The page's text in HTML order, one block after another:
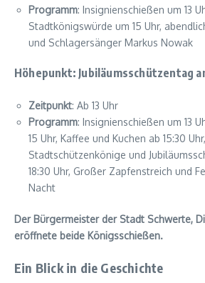
Programm: Insignienschießen um 13
Stadtkönigswürde um 15 Uhr,
und Schlagersänger Markus Nowak
Höhepunkt: Jubiläumsschützentag
Zeitpunkt: Ab 13 Uhr
Programm: Insignienschießen um 13
15 Uhr, Kaffee und Kuchen ab 15:30
Stadtschützenkönige und
18:30 Uhr, Großer Zapfenstreich und
Nacht
Der Bürgermeister der Stadt Schwerte,
eröffnete beide Königsschießen.
Ein Blick in die Geschichte